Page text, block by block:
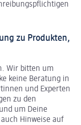
zu Produkten,
Wir bitten um
keine Beratung in
und Experten
zu den
um Deine
Hinweise auf